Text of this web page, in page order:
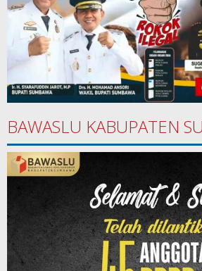
BAWASLU KABUPATEN